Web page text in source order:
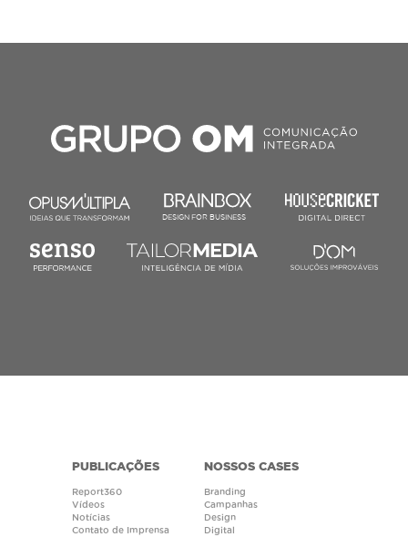
DESIGN FOR BUSINESS
PUBLICAÇÕES
Report360
Vídeos
Notícias
Contato de Imprensa
NOSSOS CASES
Branding
Campanhas
Design
Digital